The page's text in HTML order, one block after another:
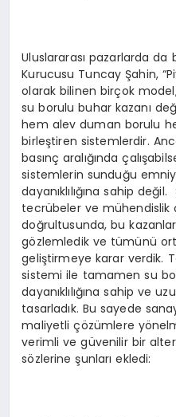
Uluslararası pazarlarda da
Kurucusu Tuncay Şahin,
olarak bilinen birçok
su borulu buhar kazanı
hem alev duman borulu
birleştiren sistemlerdir.
basınç aralığında
sistemlerin sunduğu
dayanıklılığına sahip
tecrübeler ve mühendislik
doğrultusunda, bu
gözlemledik ve tümünü
geliştirmeye karar verdik.
sistemi ile tamamen su
dayanıklılığına sahip ve
tasarladık. Bu sayede
maliyetli çözümlere
verimli ve güvenilir bir
sözlerine şunları ekledi: